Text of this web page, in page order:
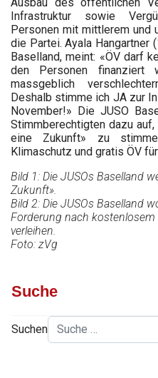
Infrastruktur sowie
Personen mit mittlerem und
die Partei. Ayala Hangartner
Baselland, meint: «ÖV darf
den Personen finanziert
massgeblich
Deshalb stimme ich JA zur
November!» Die JUSO
Stimmberechtigten dazu
eine Zukunft» zu
Klimaschutz und gratis ÖV
Bild 1: Die JUSOs Baselland
Zukunft».
Bild 2: Die JUSOs Baselland
Forderung nach
verleihen.
Foto: zVg
Suche
Suchen